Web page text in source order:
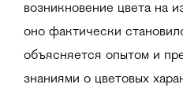
возникновение цвета на
оно фактически
объясняется опытом и
знаниями о цветовых